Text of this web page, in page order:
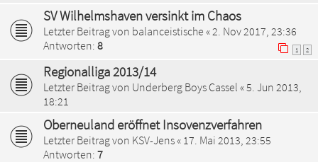
SV Wilhelmshaven versinkt im Chaos
Letzter Beitrag von balanceistische « 2. Nov 2017, 23:36
Antworten: 8 1 2
Regionalliga 2013/14
Letzter Beitrag von Underberg Boys Cassel «5. Jun 2013,
18:21
Oberneuland eröffnet Insovenzverfahren
Letzter Beitrag von KSV-Jens« 17. Mai 2013, 23:55
Antworten: 7